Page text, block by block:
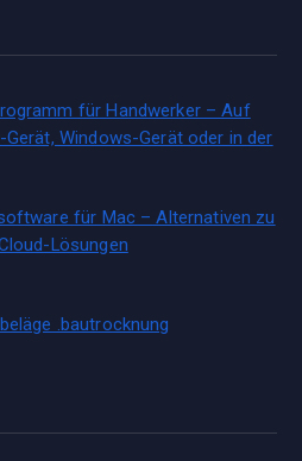
für Handwerker – Auf
Gerät, Windows-Gerät oder in der
für Mac – Alternativen zu
Lösungen
.bautrocknung